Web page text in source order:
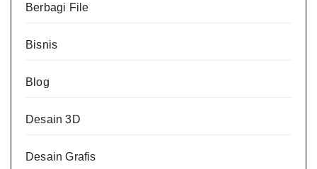
Berbagi File
Bisnis
Blog
Desain 3D
Desain Grafis